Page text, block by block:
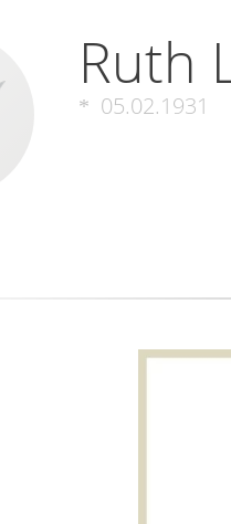
Ruth
05.02.1931